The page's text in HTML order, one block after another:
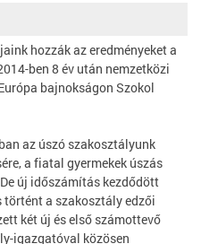
hozzák az eredményeket a
ben 8 év után nemzetközi
bajnokságon Szokol
az úszó szakosztályunk
a fiatal gyermekek úszás
új időszámítás kezdődött
történt a szakosztály edzői
két új és első számottevő
igazgatóval közösen